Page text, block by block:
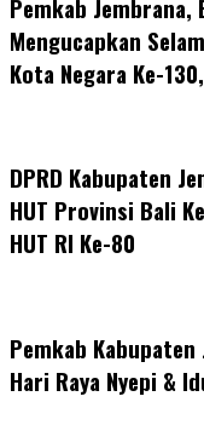
Pemkab
Mengucapkan
Kota Negara Ke-
DPRD Kabupaten
HUT Provinsi Bali
HUT RI Ke-80
Pemkab
Hari Raya Nyepi &